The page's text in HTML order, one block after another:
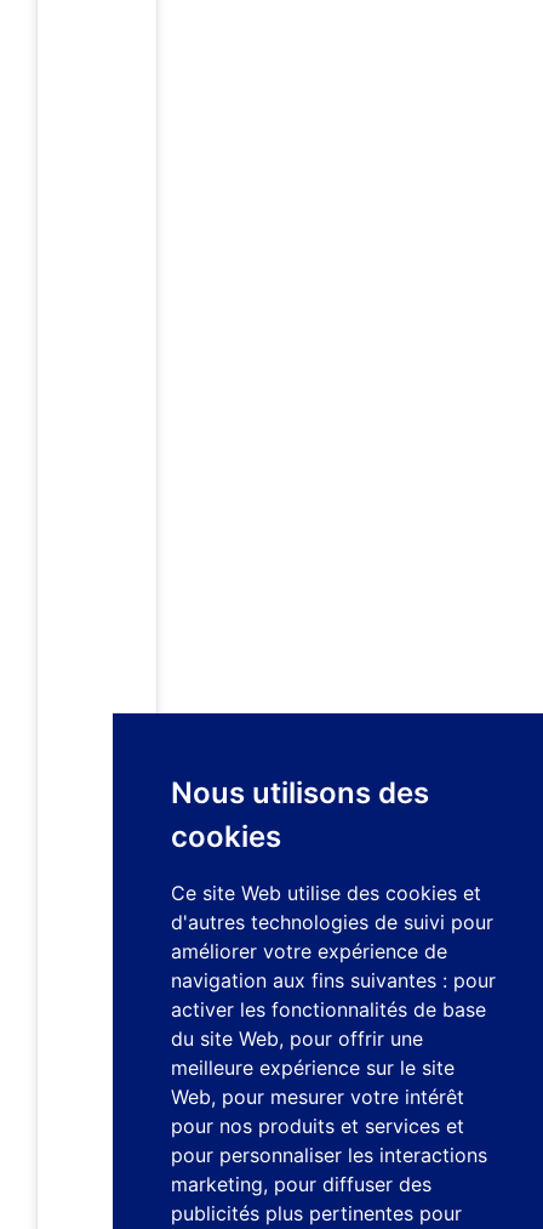
Nous utilisons des
cookies
Ce site Web utilise des cookies et
d'autres technologies de suivi pour
améliorer votre expérience de
navigation aux fins suivantes : pour
activer les fonctionnalités de base
du site Web, pour offrir une
meilleure expérience sur le site
Web, pour mesurer votre intérêt
pour nos produits et services et
pour personnaliser les interactions
marketing, pour diffuser des
publicités plus pertinentes pour